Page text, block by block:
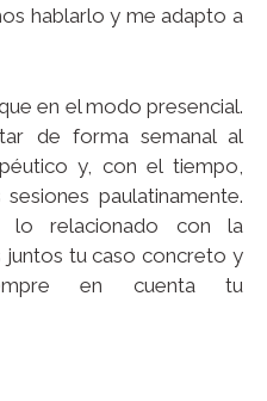
hablarlo y me adapto a
en el modo presencial.
de forma semanal al
y, con el tiempo,
paulatinamente.
relacionado con la
tu caso concreto y
en cuenta tu